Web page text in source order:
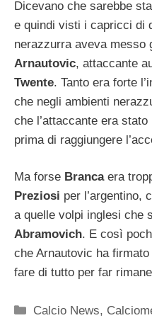
Dicevano che sarebbe
e quindi visti i capricci di
nerazzurra aveva messo
Arnautovic, attaccante
Twente. Tanto era forte
che negli ambienti
che l’attaccante era stato
prima di raggiungere
Ma forse Branca era
Preziosi per l’argentino,
a quelle volpi inglesi che
Abramovich. E così
che Arnautovic ha
fare di tutto per far
Categorie
Calcio News,